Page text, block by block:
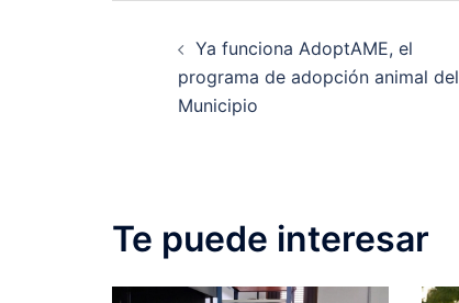
navigation
Ya funciona AdoptAME, el
programa de adopción animal del
Municipio
Te puede interesar